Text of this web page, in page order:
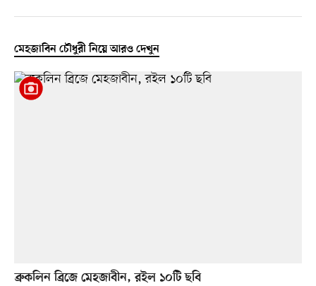
মেহজাবিন চৌধুরী নিয়ে আরও দেখুন
ব্রুকলিন ব্রিজে মেহজাবীন, রইল ১০টি ছবি